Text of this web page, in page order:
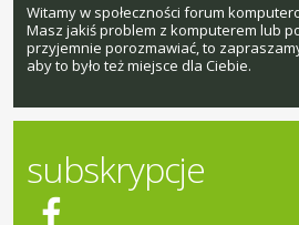
Witamy w społeczności forum
Masz jakiś problem z komputerem lub
przyjemnie porozmawiać, to
aby to było też miejsce dla Ciebie.
subskrypcje